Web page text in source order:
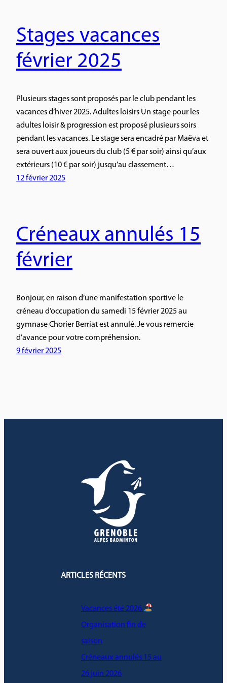
Stages vacances
février 2025
Plusieurs stages sont proposés par le club pendant les
vacances d’hiver 2025. Adultes loisirs Un stage pour les
adultes loisir & progression est proposé plusieurs soirs
pendant les vacances. Le stage sera encadré par Maëva et
sera ouvert aux joueurs du club (5 € par soir) ainsi qu’aux
extérieurs (10 € par soir) jusqu’au classement…
12 février 2025
Créneaux annulés 15
février
Bonjour, en raison d’une manifestation sportive le
créneau d’occupation du samedi 15 février 2025 au
gymnase Chorier Berriat est annulé. Je vous remercie
d’avance pour votre compréhension.
9 février 2025
ARTICLES RÉCENTS
Vacances été 2026
Organisation fin de
saison
Créneaux annulés 15 au
26 juin 2026